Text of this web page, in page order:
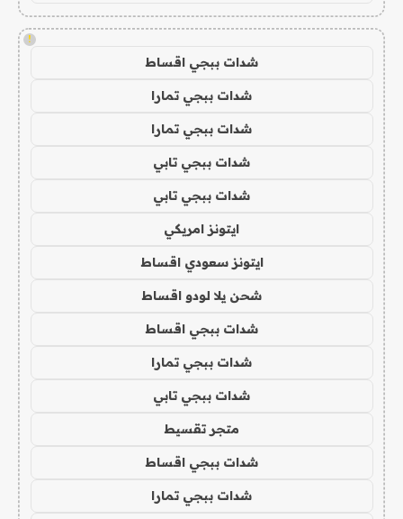
!
شدات ببجي اقساط
شدات ببجي تمارا
شدات ببجي تمارا
شدات ببجي تابي
شدات ببجي تابي
ايتونز امريكي
ايتونز سعودي اقساط
شحن يلا لودو اقساط
شدات ببجي اقساط
شدات ببجي تمارا
شدات ببجي تابي
متجر تقسيط
شدات ببجي اقساط
شدات ببجي تمارا